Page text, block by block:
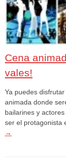
Cena
vales!
Ya puedes
animada donde
bailarines y
ser el protagonista
→